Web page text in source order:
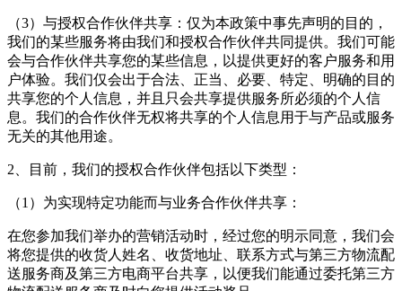
（3）与授权合作伙伴共享：仅为本政策中事先声明的目的，
我们的某些服务将由我们和授权合作伙伴共同提供。我们可能
会与合作伙伴共享您的某些信息，以提供更好的客户服务和用
户体验。我们仅会出于合法、正当、必要、特定、明确的目的
共享您的个人信息，并且只会共享提供服务所必须的个人信
息。我们的合作伙伴无权将共享的个人信息用于与产品或服务
无关的其他用途。
2、目前，我们的授权合作伙伴包括以下类型：
（1）为实现特定功能而与业务合作伙伴共享：
在您参加我们举办的营销活动时，经过您的明示同意，我们会
将您提供的收货人姓名、收货地址、联系方式与第三方物流配
送服务商及第三方电商平台共享，以便我们能通过委托第三方